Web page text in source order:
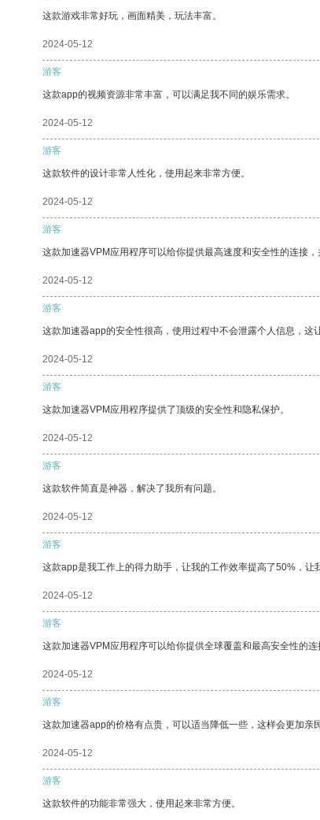
这款游戏非常好玩，画面精美，玩法丰富。
2024-05-12
游客
这款app的视频资源非常丰富，可以满足我不同的娱乐需求。
2024-05-12
游客
这款软件的设计非常人性化，使用起来非常方便。
2024-05-12
游客
这款加速器VPM应用程序可以给你提供最高速度和安全性的连接，
2024-05-12
游客
这款加速器app的安全性很高，使用过程中不会泄露个人信息，这
2024-05-12
游客
这款加速器VPM应用程序提供了顶级的安全性和隐私保护。
2024-05-12
游客
这款软件简直是神器，解决了我所有问题。
2024-05-12
游客
这款app是我工作上的得力助手，让我的工作效率提高了50%，让
2024-05-12
游客
这款加速器VPM应用程序可以给你提供全球覆盖和最高安全性的连
2024-05-12
游客
这款加速器app的价格有点贵，可以适当降低一些，这样会更加亲民
2024-05-12
游客
这款软件的功能非常强大，使用起来非常方便。